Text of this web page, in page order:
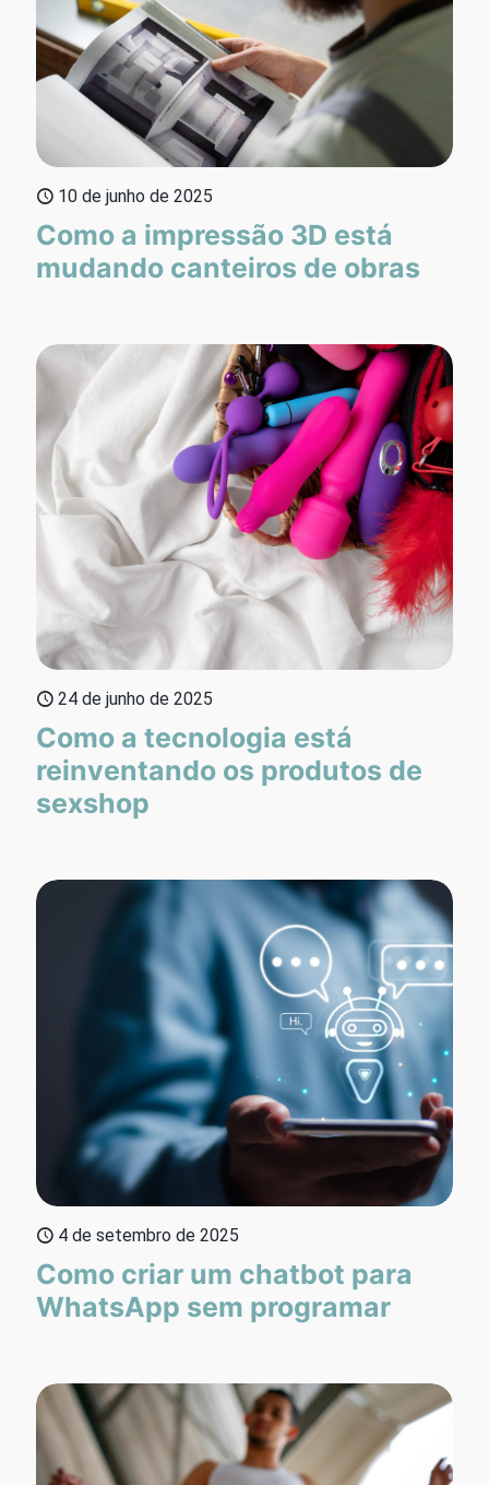
10 de junho de 2025
Como a impressão 3D está
mudando canteiros de obras
24 de junho de 2025
Como a tecnologia está
reinventando os produtos de
sexshop
4 de setembro de 2025
Como criar um chatbot para
WhatsApp sem programar